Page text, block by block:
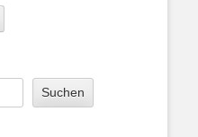
Suchen